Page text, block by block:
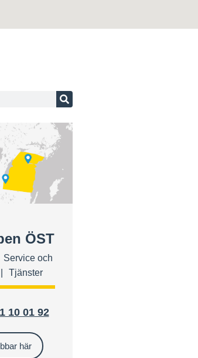
ÖST
Service och
Tjänster
10 01 92
här